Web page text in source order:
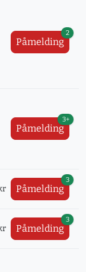
Påmelding
2
Påmelding
3+
Påmelding
3
Påmelding
3